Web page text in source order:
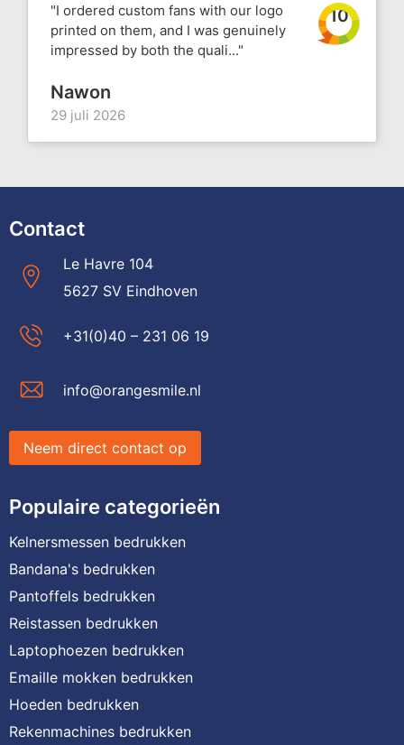
"I ordered custom fans with our logo
printed on them, and I was genuinely
impressed by both the quali..."
10
Nawon
29 juli 2026
Contact
Le Havre 104
5627 SV Eindhoven
+31(0)40 – 231 06 19
info@orangesmile.nl
Neem direct contact op
Populaire categorieën
Kelnersmessen bedrukken
Bandana's bedrukken
Pantoffels bedrukken
Reistassen bedrukken
Laptophoezen bedrukken
Emaille mokken bedrukken
Hoeden bedrukken
Rekenmachines bedrukken